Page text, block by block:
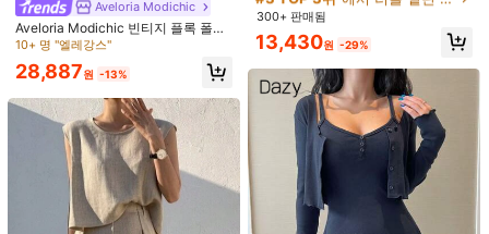
#80년대 글램
DAZY 여성용 우아한 솔리드 컬러 칼
Aveloria Modichic
Aveloria Modichic 빈티지 플록 폴카
도트 패브릭 트림 오버사이즈 숄더 비
벨트 셔링 블레이저 탑 더블 포켓 엘라
스 세트
10+ 명 "엘레강스"
28,887원 -13%
#3 TOP 3위
80+ 명 "여름옷"
300+ 판매됨
13,430원 -29%